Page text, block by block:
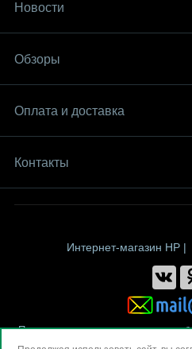
Новости
Обзоры
Оплата и доставка
Контакты
Интернет-магазин HP |
Политика компании в отношении